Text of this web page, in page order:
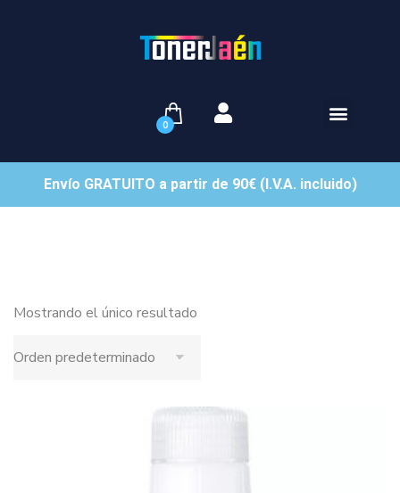
0
Envío GRATUITO a partir de 90€ (I.V.A. incluido)
Mostrando el único resultado